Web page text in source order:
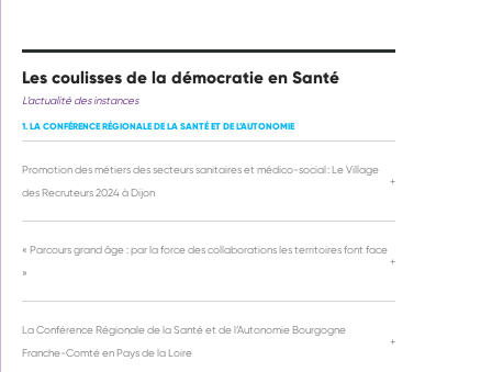
Les coulisses de la démocratie en Santé
L’actualité des instances
1. LA CONFÉRENCE RÉGIONALE DE LA SANTÉ ET DE L’AUTONOMIE
Promotion des métiers des secteurs sanitaires et médico-social : Le Village
des Recruteurs 2024 à Dijon
+
« Parcours grand âge : par la force des collaborations les territoires font face
»
+
La Conférence Régionale de la Santé et de l’Autonomie Bourgogne
Franche-Comté en Pays de la Loire
+